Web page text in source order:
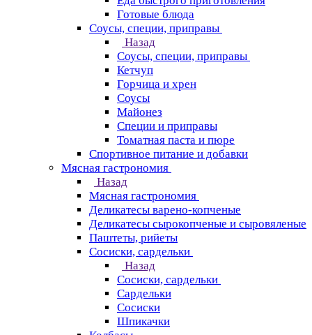
Готовые блюда
Соусы, специи, приправы
Назад
Соусы, специи, приправы
Кетчуп
Горчица и хрен
Соусы
Майонез
Специи и приправы
Томатная паста и пюре
Спортивное питание и добавки
Мясная гастрономия
Назад
Мясная гастрономия
Деликатесы варено-копченые
Деликатесы сырокопченые и сыровяленые
Паштеты, рийеты
Сосиски, сардельки
Назад
Сосиски, сардельки
Сардельки
Сосиски
Шпикачки